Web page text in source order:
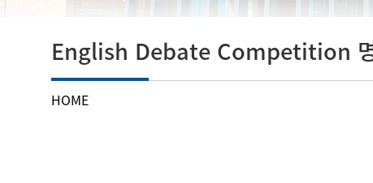
프로그램
대학외국어[
마이크로디그
(영어)[필수]
실용영어[선
HOME
English Debate Competition